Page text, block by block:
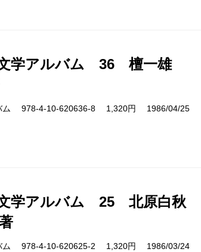
学アルバム 36 檀一雄
ム 978-4-10-620636-8 1,320円 1986/04/25
学アルバム 25 北原白秋
ム 978-4-10-620625-2 1,320円 1986/03/24